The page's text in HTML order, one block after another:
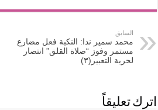
السابق
محمد سمير ندا: النكبة فعل مضارع
مستمر وفوز “صلاة القلق” انتصار
لحرية التعبير(٣)
اترك تعليقاً